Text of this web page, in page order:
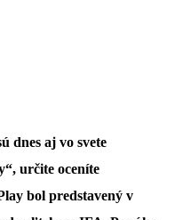
dnes aj vo svete
určite oceníte
bol predstavený v